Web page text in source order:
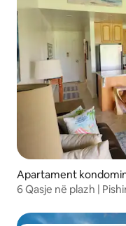
Apartament
6 Qasje në plazh |